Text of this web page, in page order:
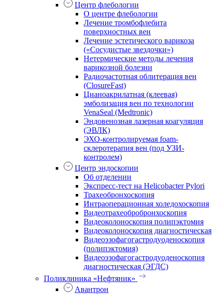
Центр флебологии
О центре флебологии
Лечение тромбофлебита
поверхностных вен
Лечение эстетического варикоза
(«Сосудистые звездочки»)
Нетермические методы лечения
варикозной болезни
Радиочастотная облитерация вен
(ClosureFast)
Цианоакрилатная (клеевая)
эмболизация вен по технологии
VenaSeal (Medtronic)
Эндовенозная лазерная коагуляция
(ЭВЛК)
ЭХО-контролируемая foam-
склеротерапия вен (под УЗИ-
контролем)
Центр эндоскопии
Об отделении
Экспресс-тест на Helicobacter Pylori
Трахеобронхоскопия
Интраоперационная холедохоскопия
Видеотрахеобробронхоскопия
Видеоколоноскопия полипэктомия
Видеоколоноскопия диагностическая
Видеоэзофагогастродуоденоскопия
(полипэктомия)
Видеоэзофагогастродуоденоскопия
диагностическая (ЭГДС)
Поликлиника «Нефтяник»
Авантрон